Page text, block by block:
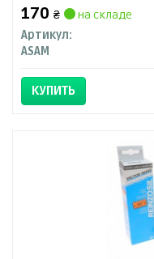
170 ₴
на складе
Артикул:
ASAM
КУПИТЬ